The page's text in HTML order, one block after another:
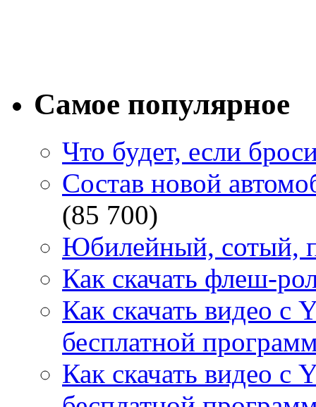
Самое популярное
Что будет, если
Состав новой
(85 700)
Юбилейный, сотый,
Как скачать флеш-
Как скачать видео с
бесплатной
Как скачать видео с